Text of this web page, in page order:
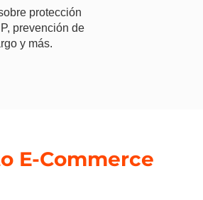
protección
prevención de
y más.
E-Commerce